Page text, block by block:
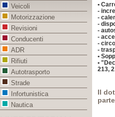
•
-
-
-
-
-
-
-
•
•
213,
Il
Veicoli
Motorizzazione
Revisioni
Conducenti
ADR
Rifiuti
Autotrasporto
Strade
Infortunistica
Nautica